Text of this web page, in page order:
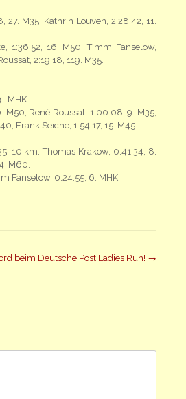
M35; Kathrin Louven, 2:28:42, 11.
1:36:52, 16. M50; Timm Fanselow,
2:19:18, 119. M35.
MHK.
René Roussat, 1:00:08, 9. M35;
Frank Seiche, 1:54:17, 15. M45.
10 km: Thomas Krakow, 0:41:34, 8.
M60.
Fanselow, 0:24:55, 6. MHK.
beim Deutsche Post Ladies Run! →